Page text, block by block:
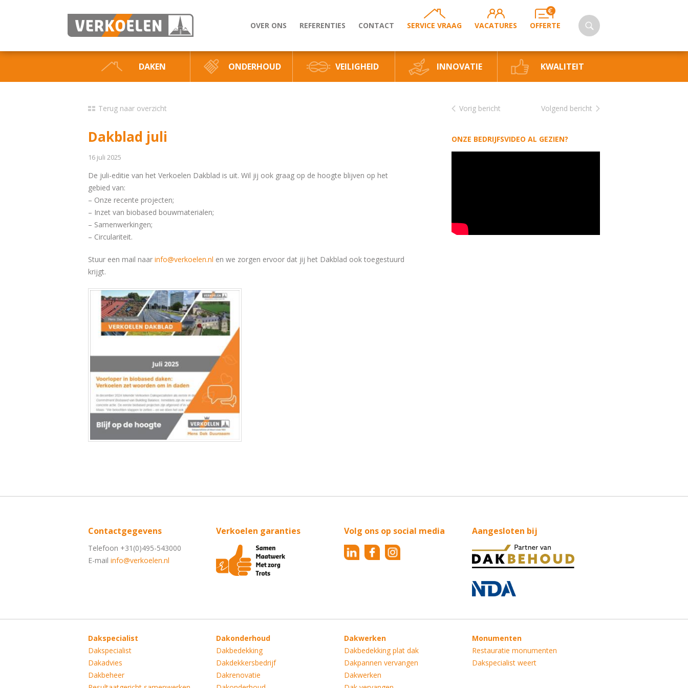
OVER ONS REFERENTIES CONTACT SERVICE VRAAG VACATURES OFFERTE
DAKEN ONDERHOUD VEILIGHEID INNOVATIE KWALITEIT
Terug naar overzicht Vorig bericht Volgend bericht
Dakblad juli
16 juli 2025
De juli-editie van het Verkoelen Dakblad is uit. Wil jij ook graag op de hoogte blijven op het
gebied van:
– Onze recente projecten;
– Inzet van biobased bouwmaterialen;
– Samenwerkingen;
– Circulariteit.
Stuur een mail naar info@verkoelen.nl en we zorgen ervoor dat jij het Dakblad ook toegestuurd
krijgt.
ONZE BEDRIJFSVIDEO AL GEZIEN?
Contactgegevens
Telefoon +31(0)495-543000
E-mail info@verkoelen.nl
Verkoelen garanties Volg ons op social media Aangesloten bij
Dakspecialist
Dakspecialist
Dakadvies
Dakbeheer
Dakonderhoud
Dakbedekking
Dakdekkersbedrijf
Dakrenovatie
Dakwerken
Dakbedekking plat dak
Dakpannen vervangen
Dakwerken
Monumenten
Restauratie monumenten
Dakspecialist weert